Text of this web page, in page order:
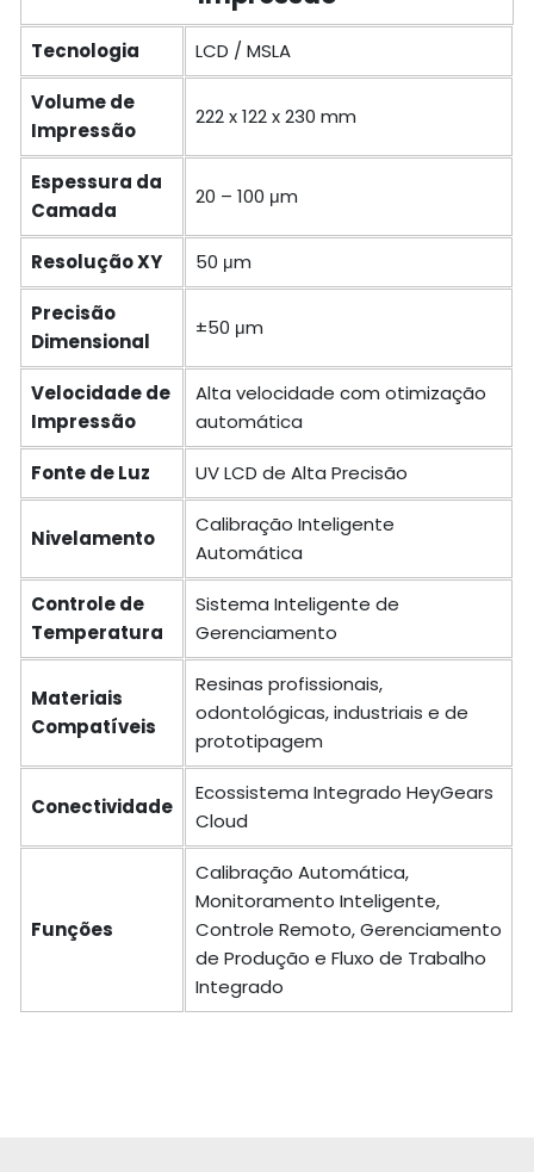
Tecnologia LCD / MSLA
Volume de
Impressão
222 x 122 x 230 mm
Espessura da
Camada
20 – 100 μm
Resolução XY 50 μm
Precisão
Dimensional
±50 μm
Velocidade de
Impressão
Alta velocidade com otimização
automática
Fonte de Luz UV LCD de Alta Precisão
Nivelamento
Calibração Inteligente
Automática
Controle de
Temperatura
Sistema Inteligente de
Gerenciamento
Materiais
Compatíveis
Resinas profissionais,
odontológicas, industriais e de
prototipagem
Conectividade
Ecossistema Integrado HeyGears
Cloud
Funções
Calibração Automática,
Monitoramento Inteligente,
Controle Remoto, Gerenciamento
de Produção e Fluxo de Trabalho
Integrado